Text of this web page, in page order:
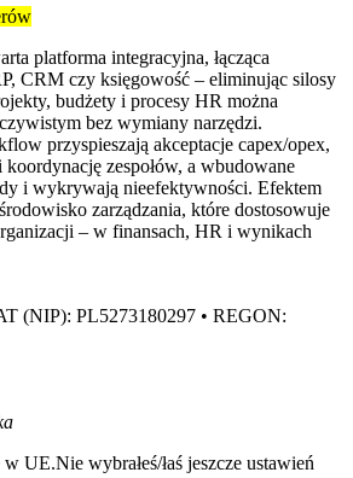
platforma integracyjna, łącząca
CRM czy księgowość – eliminując silosy
budżety i procesy HR można
bez wymiany narzędzi.
przyspieszają akceptacje capex/opex,
zespołów, a wbudowane
i wykrywają nieefektywności. Efektem
zarządzania, które dostosowuje
– w finansach, HR i wynikach
(NIP): PL5273180297 • REGON:
w UE.Nie wybrałeś/łaś jeszcze ustawień